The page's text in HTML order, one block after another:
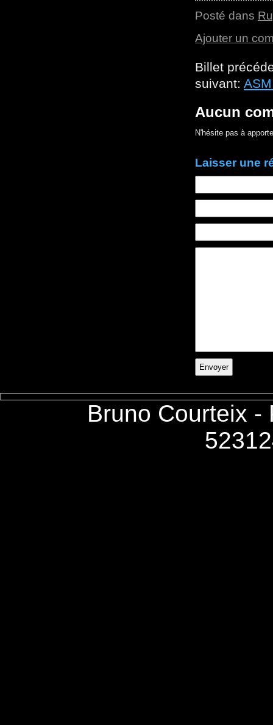
Posté dans
Ajouter un
Billet
suivant:
Aucun
N'hésite pas à
Laisser une
Bruno Courteix -